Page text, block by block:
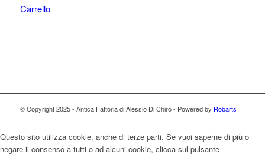
Carrello
© Copyright 2025 - Antica Fattoria di Alessio Di Chiro - Powered by Robarts
Questo sito utilizza cookie, anche di terze parti. Se vuoi saperne di più o
negare il consenso a tutti o ad alcuni cookie, clicca sul pulsante